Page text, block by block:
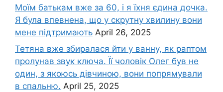
Моїм батькам вже за 60, і я їхня єдина дочка.
Я була впевнена, що у скрутну хвилину вони
мене підтримають April 26, 2025
Тетяна вже збиралася йти у ванну, як раптом
пролунав звук ключа. Її чоловік Олег був не
один, з якоюсь дівчиною, вони попрямували
в спальню. April 25, 2025